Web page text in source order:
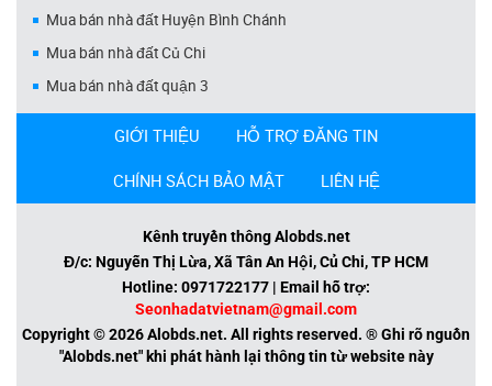
Mua bán nhà đất Huyện Bình Chánh
Mua bán nhà đất Củ Chi
Mua bán nhà đất quận 3
GIỚI THIỆU HỖ TRỢ ĐĂNG TIN
CHÍNH SÁCH BẢO MẬT LIÊN HỆ
Kênh truyền thông Alobds.net
Đ/c: Nguyễn Thị Lừa, Xã Tân An Hội, Củ Chi, TP HCM
Hotline: 0971722177 | Email hỗ trợ:
Seonhadatvietnam@gmail.com
Copyright © 2026 Alobds.net. All rights reserved. ® Ghi rõ nguồn
"Alobds.net" khi phát hành lại thông tin từ website này